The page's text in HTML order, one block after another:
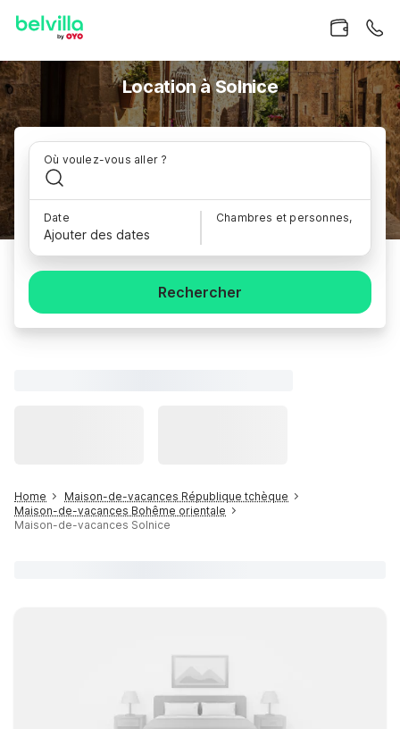
Location à Solnice
Où voulez-vous aller ?
Date
Ajouter des dates
Chambres et personnes,
Rechercher
Home
Maison-de-vacances République tchèque
Maison-de-vacances Bohême orientale
Maison-de-vacances Solnice